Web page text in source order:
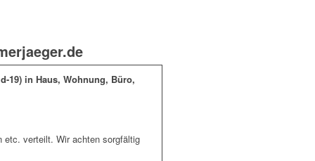
19) in Haus, Wohnung, Büro,
etc. verteilt. Wir achten sorgfältig